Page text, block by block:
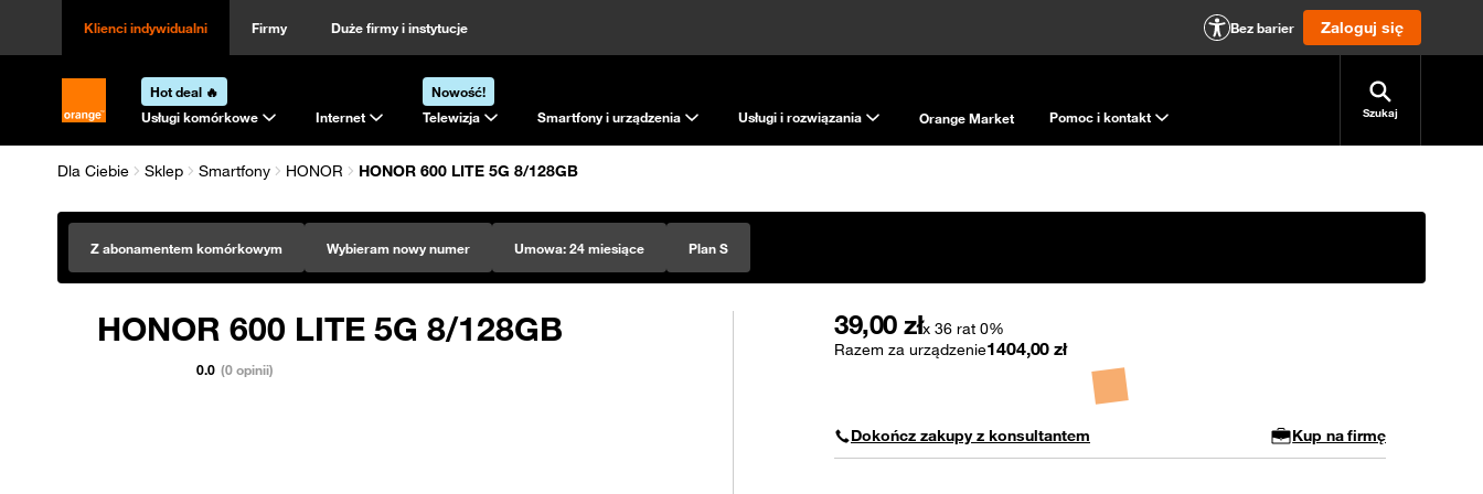
Klienci indywidualni Firmy Duże firmy i instytucje Bez barier Zaloguj się
Strona główna Orange.pl
Hot deal 🔥
Usługi komórkowe
Internet
Nowość!
Telewizja
Smartfony i urządzenia Usługi i rozwiązania Orange Market Pomoc i kontakt Szukaj
Dla Ciebie Sklep Smartfony HONOR HONOR 600 LITE 5G 8/128GB
Z abonamentem komórkowym Wybieram nowy numer Umowa:24 miesiące Plan S
HONOR 600 LITE 5G 8/128GB
0.0 (0 opinii)
39,00 złx 36 rat 0%
Razem za urządzenie1404,00 zł
Dokończ zakupy z konsultantem Kup na firmę